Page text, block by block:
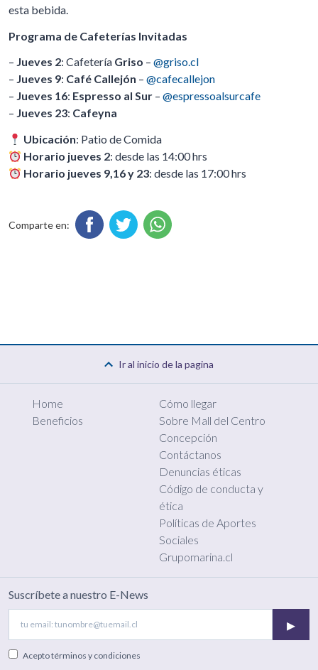
esta bebida.
Programa de Cafeterías Invitadas
– Jueves 2: Cafetería Griso – @griso.cl
– Jueves 9: Café Callejón – @cafecallejon
– Jueves 16: Espresso al Sur – @espressoalsurcafe
– Jueves 23: Cafeyna
Ubicación: Patio de Comida
Horario jueves 2: desde las 14:00 hrs
Horario jueves 9,16 y 23: desde las 17:00 hrs
Comparte en:
Ir al inicio de la pagina
Home
Beneficios
Cómo llegar
Sobre Mall del Centro
Concepción
Contáctanos
Denuncias éticas
Código de conducta y
ética
Políticas de Aportes
Sociales
Grupomarina.cl
Suscríbete a nuestro E-News
▸
Aceptotérminos y condiciones